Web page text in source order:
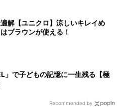
解【ユニクロ】涼しいキレイめ
ブラウンが使える！
」で子どもの記憶に一生残る【極
Recommended by